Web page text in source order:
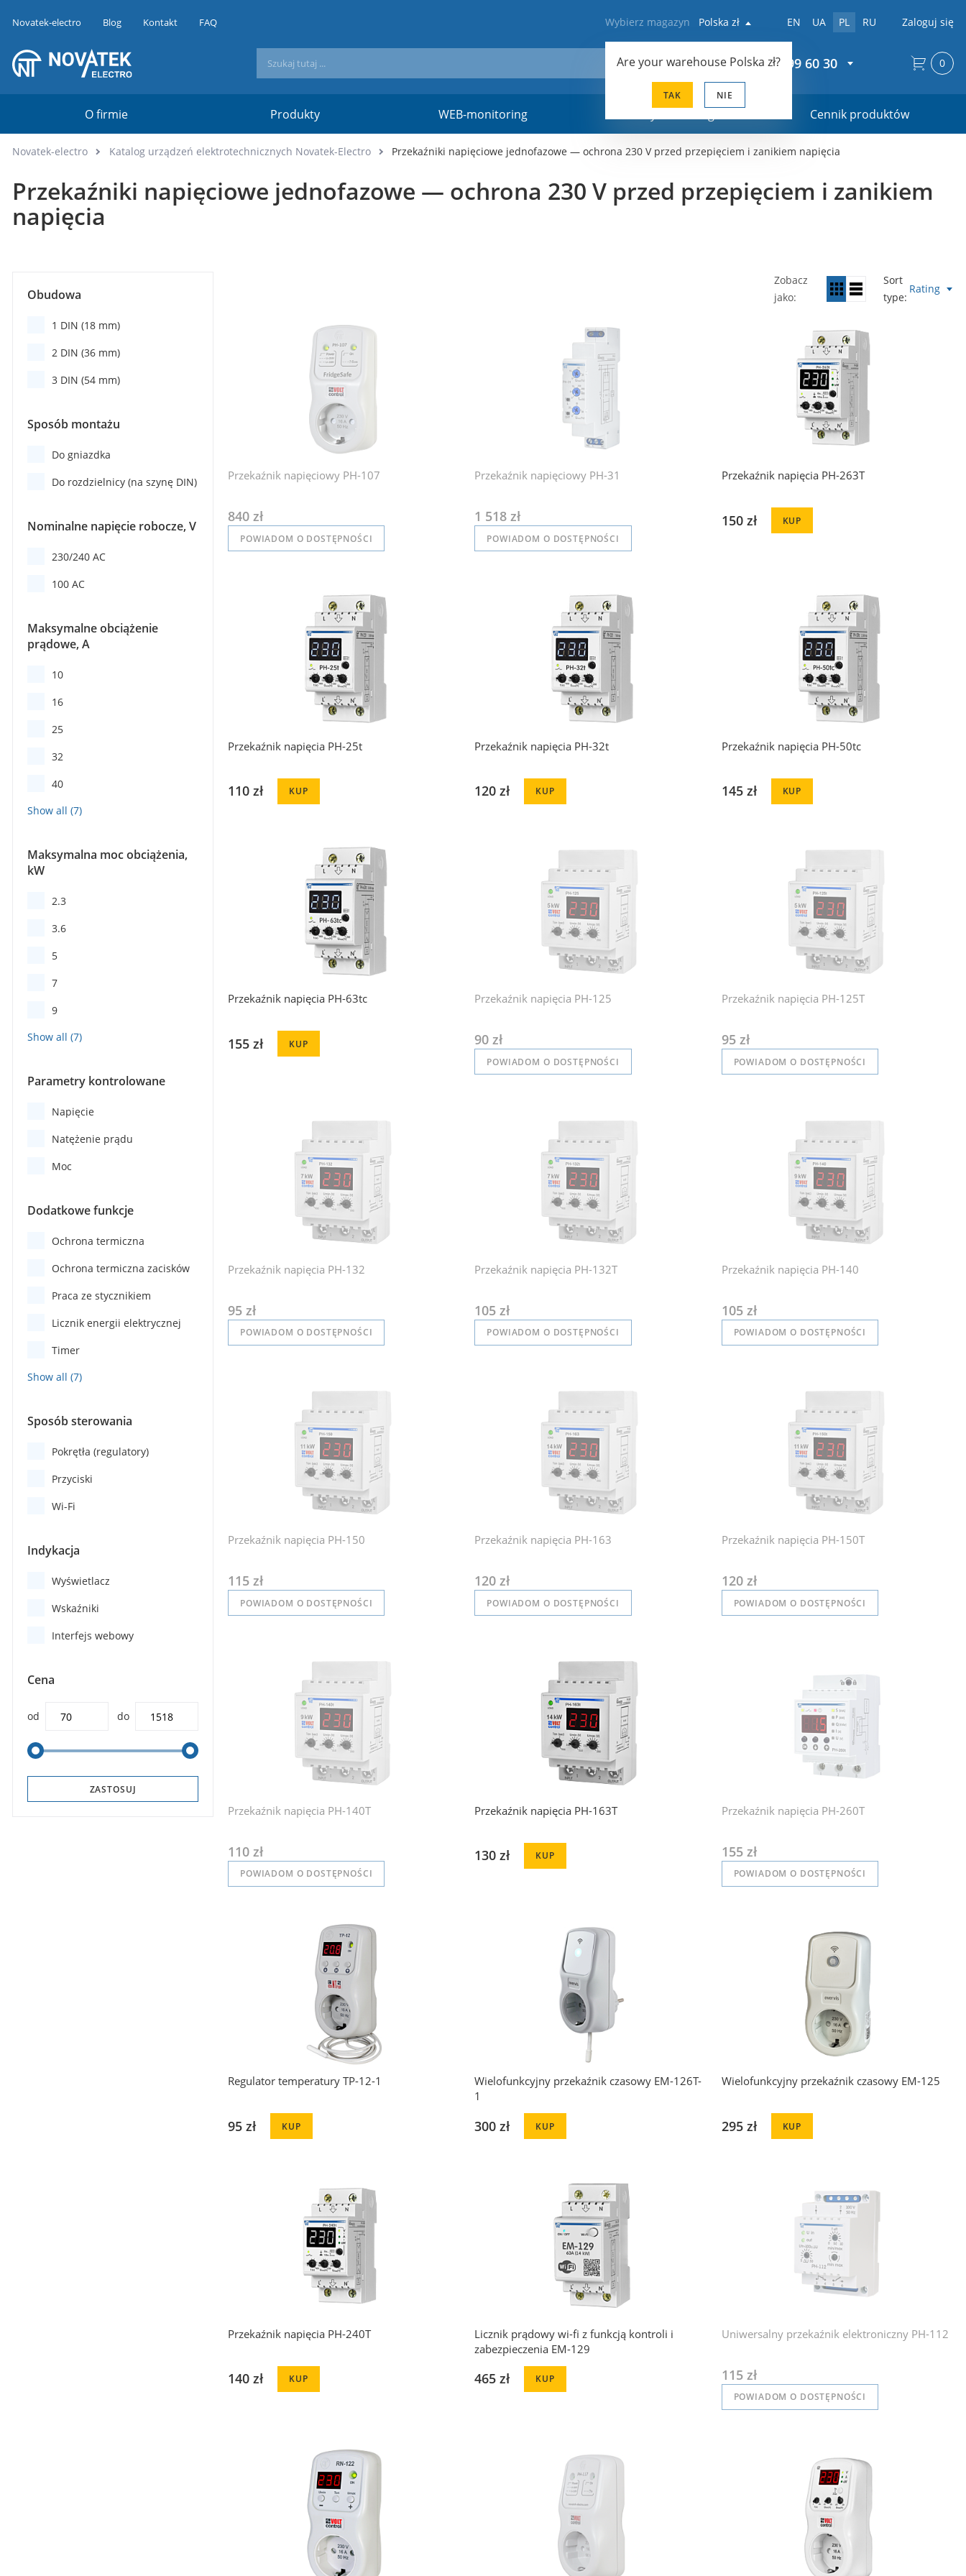
Novatek-electro Blog Kontakt FAQ Wybierz magazyn Polska zł
Are your warehouse Polska zł?
TAK NIE
EN UA PL RU Zaloguj się
+48 22 299 60 30
O firmie Produkty WEB-monitoring Cennik produktów
0
Novatek-electro Katalog urządzeń elektrotechnicznych Novatek-Electro Przekaźniki napięciowe jednofazowe — ochrona 230 V przed przepięciem i zanikiem napięcia
Przekaźniki napięciowe jednofazowe — ochrona 230 V przed przepięciem i zanikiem
napięcia
Obudowa
1 DIN (18 mm)
2 DIN (36 mm)
3 DIN (54 mm)
Sposób montażu
Do gniazdka
Do rozdzielnicy (na szynę DIN)
Nominalne napięcie robocze, V
230/240 AC
100 AC
Maksymalne obciążenie
prądowe, A
10
16
25
32
40
Maksymalna moc obciążenia,
kW
2.3
3.6
5
7
9
Parametry kontrolowane
Napięcie
Natężenie prądu
Moc
Dodatkowe funkcje
Ochrona termiczna
Ochrona termiczna zacisków
Praca ze stycznikiem
Licznik energii elektrycznej
Timer
Sposób sterowania
Pokrętła (regulatory)
Przyciski
Wi-Fi
Indykacja
Wyświetlacz
Wskaźniki
Interfejs webowy
Cena
od do
ZASTOSUJ
Zobacz
jako
Sort
type
Rating
Przekaźnik napięciowy PH-107
840 zł
POWIADOM O DOSTĘPNOŚCI
Przekaźnik napięciowy PH-31
1 518 zł
POWIADOM O DOSTĘPNOŚCI
Przekaźnik napięcia PH-263T
150 zł KUP
Przekaźnik napięcia PH-25t
110 zł KUP
Przekaźnik napięcia PH-32t
120 zł KUP
Przekaźnik napięcia PH-50tc
145 zł KUP
Przekaźnik napięcia PH-63tc
155 zł KUP
Przekaźnik napięcia PH-125
90 zł
POWIADOM O DOSTĘPNOŚCI
Przekaźnik napięcia PH-125T
95 zł
POWIADOM O DOSTĘPNOŚCI
Przekaźnik napięcia PH-132
95 zł
POWIADOM O DOSTĘPNOŚCI
Przekaźnik napięcia PH-132T
105 zł
POWIADOM O DOSTĘPNOŚCI
Przekaźnik napięcia PH-140
105 zł
POWIADOM O DOSTĘPNOŚCI
Przekaźnik napięcia PH-150
115 zł
POWIADOM O DOSTĘPNOŚCI
Przekaźnik napięcia PH-163
120 zł
POWIADOM O DOSTĘPNOŚCI
Przekaźnik napięcia PH-150T
120 zł
POWIADOM O DOSTĘPNOŚCI
Przekaźnik napięcia PH-140T
110 zł
POWIADOM O DOSTĘPNOŚCI
Przekaźnik napięcia PH-163T
130 zł KUP
Przekaźnik napięcia PH-260T
155 zł
POWIADOM O DOSTĘPNOŚCI
Regulator temperatury TP-12-1
95 zł KUP
Wielofunkcyjny przekaźnik czasowy EM-126T-
1
300 zł KUP
Wielofunkcyjny przekaźnik czasowy EM-125
295 zł KUP
Przekaźnik napięcia PH-240T
140 zł KUP
Licznik prądowy wi-fi z funkcją kontroli i
zabezpieczenia EM-129
465 zł KUP
Uniwersalny przekaźnik elektroniczny PH-112
115 zł
POWIADOM O DOSTĘPNOŚCI